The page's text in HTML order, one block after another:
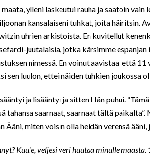
ylleni laskeutui rauha ja saatoin vain
kansalaiseni tuhkat, joita häiritsin.
uhrien arkistoista. En kuvitellut
juutalaisia, jotka kärsimme
nimessä. En voinut aavistaa, että
sen luulon, ettei näiden tuhkien joukossa
ja lisääntyi ja sitten Hän puhui.
tahansa saarnaat, saarnaat tältä
Ääni, miten voisin olla heidän verensä
Kuule, veljesi veri huutaa minulle maasta.